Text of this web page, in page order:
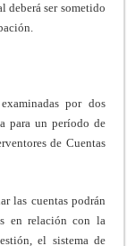
deberá ser sometido
por dos
para un período de
de Cuentas
las cuentas podrán
en relación con la
el sistema de